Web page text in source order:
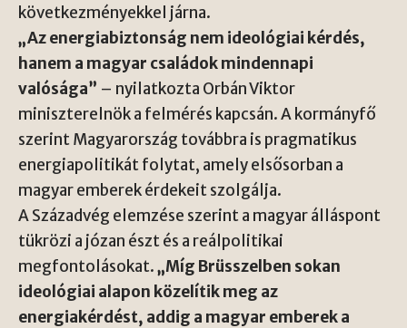
következményekkel járna.
„Az energiabiztonság nem ideológiai kérdés,
hanem a magyar családok mindennapi
valósága” – nyilatkozta Orbán Viktor
miniszterelnök a felmérés kapcsán. A kormányfő
szerint Magyarország továbbra is pragmatikus
energiapolitikát folytat, amely elsősorban a
magyar emberek érdekeit szolgálja.
A Századvég elemzése szerint a magyar álláspont
tükrözi a józan észt és a reálpolitikai
megfontolásokat.„Míg Brüsszelben sokan
ideológiai alapon közelítik meg az
energiakérdést, addig a magyar emberek a